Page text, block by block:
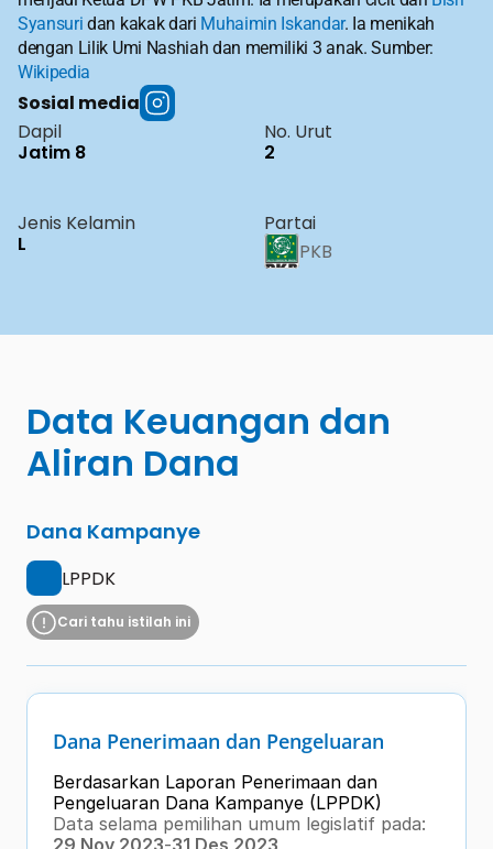
Syansuri dan kakak dari Muhaimin Iskandar. Ia menikah
Wikipedia
Sosial media
Dapil
Jatim 8
No. Urut
2
Jenis Kelamin
L
Partai
PKB
Data Keuangan dan
Aliran Dana
Dana Kampanye
LPPDK
Cari tahu istilah ini
Dana Penerimaan dan Pengeluaran
Berdasarkan Laporan Penerimaan dan
Pengeluaran Dana Kampanye (LPPDK)
Data selama pemilihan umum legislatif pada:
29 Nov 2023-31 Des 2023